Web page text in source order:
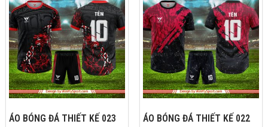
ÁO BÓNG ĐÁ THIẾT KẾ 023
ÁO BÓNG ĐÁ THIẾT KẾ 022